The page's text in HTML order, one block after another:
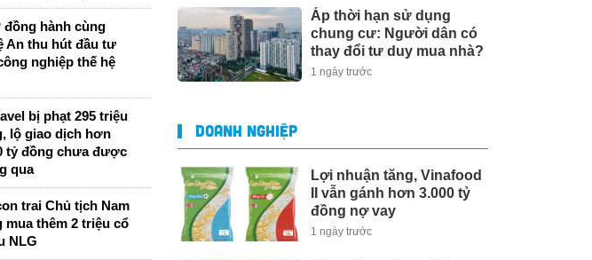
đồng hành cùng
An thu hút đầu tư
nghiệp thế hệ
bị phạt 295 triệu
lộ giao dịch hơn
tỷ đồng chưa được
qua
trai Chủ tịch Nam
mua thêm 2 triệu cổ
NLG
Áp thời hạn sử dụng
chung cư: Người dân có
thay đổi tư duy mua nhà?
1 ngày trước
DOANH NGHIỆP
Lợi nhuận tăng, Vinafood
II vẫn gánh hơn 3.000 tỷ
đồng nợ vay
1 ngày trước